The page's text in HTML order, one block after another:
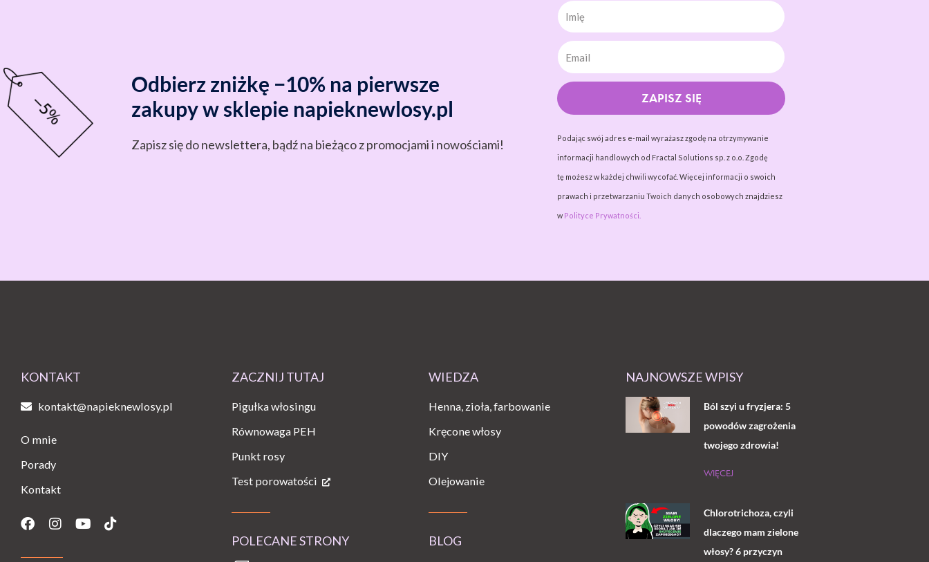
Odbierz zniżkę −10% na pierwsze
zakupy w sklepie napieknewlosy.pl
Zapisz się do newslettera, bądź na bieżąco z promocjami i nowościami!
Imię
ZAPISZ SIĘ
Podając swój adres e-mail wyrażasz zgodę na otrzymywanie
informacji handlowych od Fractal Solutions sp. z o.o. Zgodę
tę możesz w każdej chwili wycofać. Więcej informacji o swoich
prawach i przetwarzaniu Twoich danych osobowych znajdziesz
w Polityce Prywatności.
KONTAKT
kontakt@napieknewlosy.pl
O mnie
Porady
Kontakt
Facebook
Instagram
YoutubeTiktok
ZACZNIJ TUTAJ
Pigułka włosingu
Równowaga PEH
Punkt rosy
Test porowatości
POLECANE STRONY
WIEDZA
Henna, zioła, farbowanie
Kręcone włosy
DIY
Olejowanie
BLOG
NAJNOWSZE WPISY
Ból szyi u fryzjera: 5
powodów zagrożenia
twojego zdrowia!
WIĘCEJ
Chlorotrichoza, czyli
dlaczego mam zielone
włosy? 6 przyczyn